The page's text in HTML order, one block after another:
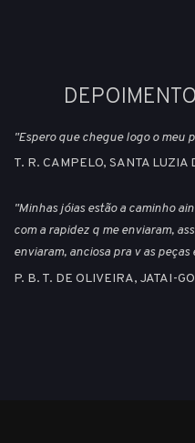
"Espero que chegue logo o meu
T. R. CAMPELO, SANTA LUZIA
"Minhas jóias estão a caminho
com a rapidez q me enviaram,
enviaram, anciosa pra v as
P. B. T. DE OLIVEIRA, JATAI-GO